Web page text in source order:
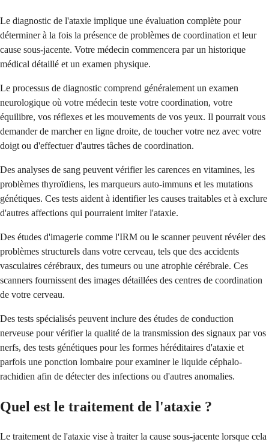
Le diagnostic de l'ataxie implique une évaluation complète pour
déterminer à la fois la présence de problèmes de coordination et leur
cause sous-jacente. Votre médecin commencera par un historique
médical détaillé et un examen physique.
Le processus de diagnostic comprend généralement un examen
neurologique où votre médecin teste votre coordination, votre
équilibre, vos réflexes et les mouvements de vos yeux. Il pourrait vous
demander de marcher en ligne droite, de toucher votre nez avec votre
doigt ou d'effectuer d'autres tâches de coordination.
Des analyses de sang peuvent vérifier les carences en vitamines, les
problèmes thyroïdiens, les marqueurs auto-immuns et les mutations
génétiques. Ces tests aident à identifier les causes traitables et à exclure
d'autres affections qui pourraient imiter l'ataxie.
Des études d'imagerie comme l'IRM ou le scanner peuvent révéler des
problèmes structurels dans votre cerveau, tels que des accidents
vasculaires cérébraux, des tumeurs ou une atrophie cérébrale. Ces
scanners fournissent des images détaillées des centres de coordination
de votre cerveau.
Des tests spécialisés peuvent inclure des études de conduction
nerveuse pour vérifier la qualité de la transmission des signaux par vos
nerfs, des tests génétiques pour les formes héréditaires d'ataxie et
parfois une ponction lombaire pour examiner le liquide céphalo-
rachidien afin de détecter des infections ou d'autres anomalies.
Quel est le traitement de l'ataxie ?
Le traitement de l'ataxie vise à traiter la cause sous-jacente lorsque cela